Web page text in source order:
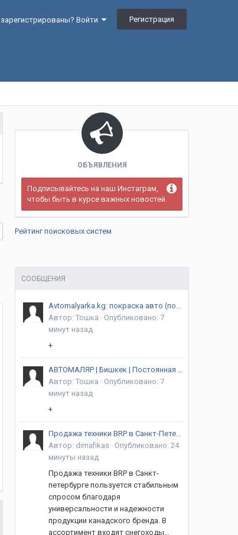
Войти Регистрация
ОБЪЯВЛЕНИЯ
Подписывайтесь на наш Инстаграм,
чтобы быть в курсе важных новостей.
Рейтинг поисковых систем
СООБЩЕНИЯ
Avtomalyarka.kg: покраска авто (полная и детальная), ремонт и покраска бамперов, полировка авто и фар, кузовной ремонт и т.д. Качество! Гарантия! Адрес: г. Бишкек, Алма-Атинская/ Объездная
Автор:Тошка · Опубликовано:7
минут назад
+
АВТОМАЛЯР | Бишкек | Постоянная загрузка
Автор:Тошка · Опубликовано:7
минут назад
+
Продажа техники BRP в Санкт-Петербурге
Автор: dimafikas · Опубликовано:24
минуты назад
Продажа техники BRP в Санкт-
петербурге пользуется стабильным
спросом благодаря
универсальности и надежности
продукции канадского бренда. В
ассортимент входят снегоходы...